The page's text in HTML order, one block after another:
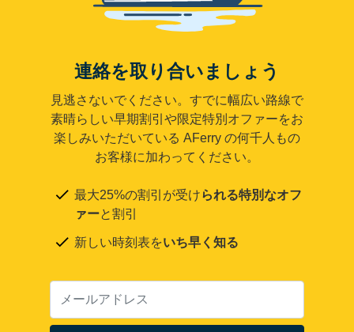
連絡を取り合いましょう
見逃さないでください。すでに幅広い路線で
素晴らしい早期割引や限定特別オファーをお
楽しみいただいている AFerry の何千人もの
お客様に加わってください。
最大25%の割引が受けられる特別なオフ
ァーと割引
新しい時刻表をいち早く知る